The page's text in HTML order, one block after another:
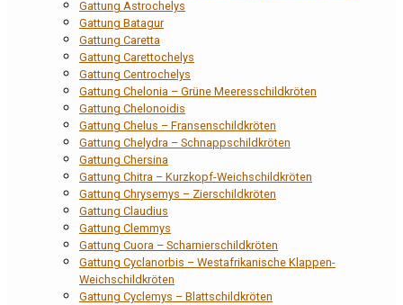
Gattung Astrochelys
Gattung Batagur
Gattung Caretta
Gattung Carettochelys
Gattung Centrochelys
Gattung Chelonia – Grüne Meeresschildkröten
Gattung Chelonoidis
Gattung Chelus – Fransenschildkröten
Gattung Chelydra – Schnappschildkröten
Gattung Chersina
Gattung Chitra – Kurzkopf-Weichschildkröten
Gattung Chrysemys – Zierschildkröten
Gattung Claudius
Gattung Clemmys
Gattung Cuora – Scharnierschildkröten
Gattung Cyclanorbis – Westafrikanische Klappen-
Weichschildkröten
Gattung Cyclemys – Blattschildkröten